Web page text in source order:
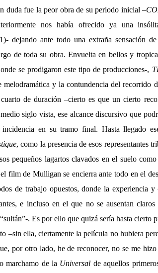
duda fue la peor obra de su periodo inicial –
nos había ofrecido ya una
dejando ante todo una extraña sensación
de toda su obra. Envuelta en bellos y
se prodigaron este tipo de producciones-,
y la contundencia del recorrido
de duración –cierto es que un cierto
siglo vista, ese alcance discursivo que
en su tramo final. Hasta llegado
, como la presencia de esos representantes
pequeños lagartos clavados en el suelo
film de Mulligan se encierra ante todo en el
de trabajo opuestos, donde la experiencia
e incluso en el que no se ausentan
. Es por ello que quizá sería hasta cierto
–sin ella, ciertamente la película no hubiera
por otro lado, he de reconocer, no se me
marchamo de la Universal de aquellos